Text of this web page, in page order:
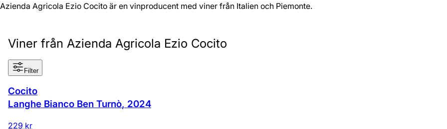
Azienda Agricola Ezio Cocito är en vinproducent med viner från Italien och Piemonte.
Viner från Azienda Agricola Ezio Cocito
Filter
Cocito
Langhe Bianco Ben Turnò, 2024
229 kr